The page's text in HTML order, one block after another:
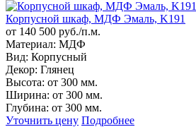
Корпусной шкаф, МДФ Эмаль, K191
от 140 500 руб./п.м.
Материал: МДФ
Вид: Корпусный
Декор: Глянец
Высота: от 300 мм.
Ширина: от 300 мм.
Глубина: от 300 мм.
Уточнить цену Подробнее